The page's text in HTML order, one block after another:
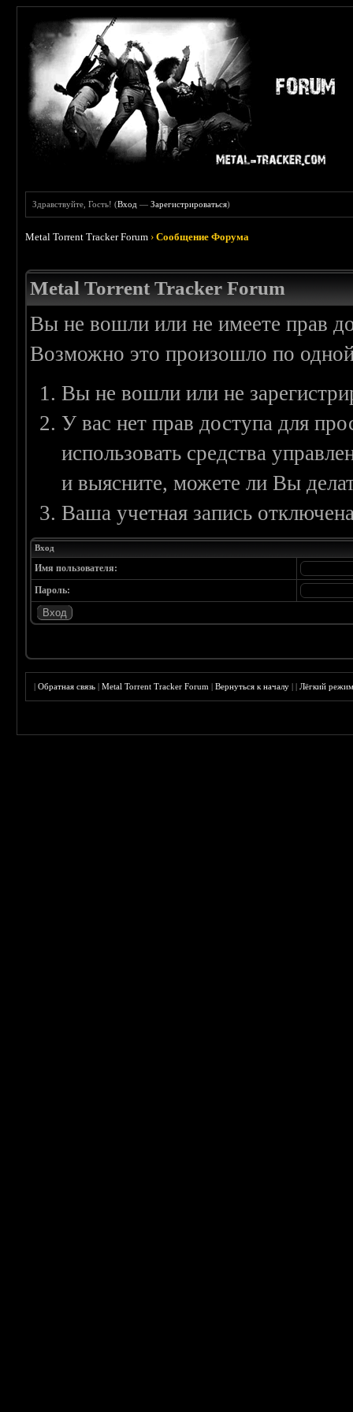
Здравствуйте, Гость! (Вход —Зарегистрироваться)
Metal Torrent Tracker Forum ›Сообщение Форума
Metal Torrent Tracker Forum
Вы не вошли или не имеете прав
Возможно это произошло по
Вы не вошли или не
У вас нет прав доступа для
использовать средства
и выясните, можете ли Вы
Ваша учетная запись
Вход
Имя пользователя:
Пароль:
|Обратная связь |Metal Torrent Tracker Forum |Вернуться к началу ||Лёгкий